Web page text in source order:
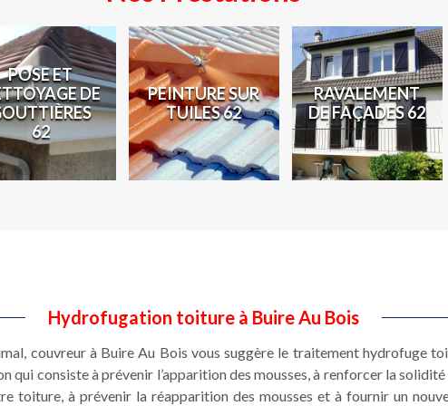
PEINTURE SUR
TUILES 62
RAVALEMENT
DE FAÇADES 62
RÉPARATION
TOITURE 62
Hydrofugation toiture à Buire Au Bois
couvreur à Buire Au Bois vous suggère le traitement hydrofuge
qui consiste à prévenir l’apparition des mousses, à renforcer la
toiture, à prévenir la réapparition des mousses et à fournir un